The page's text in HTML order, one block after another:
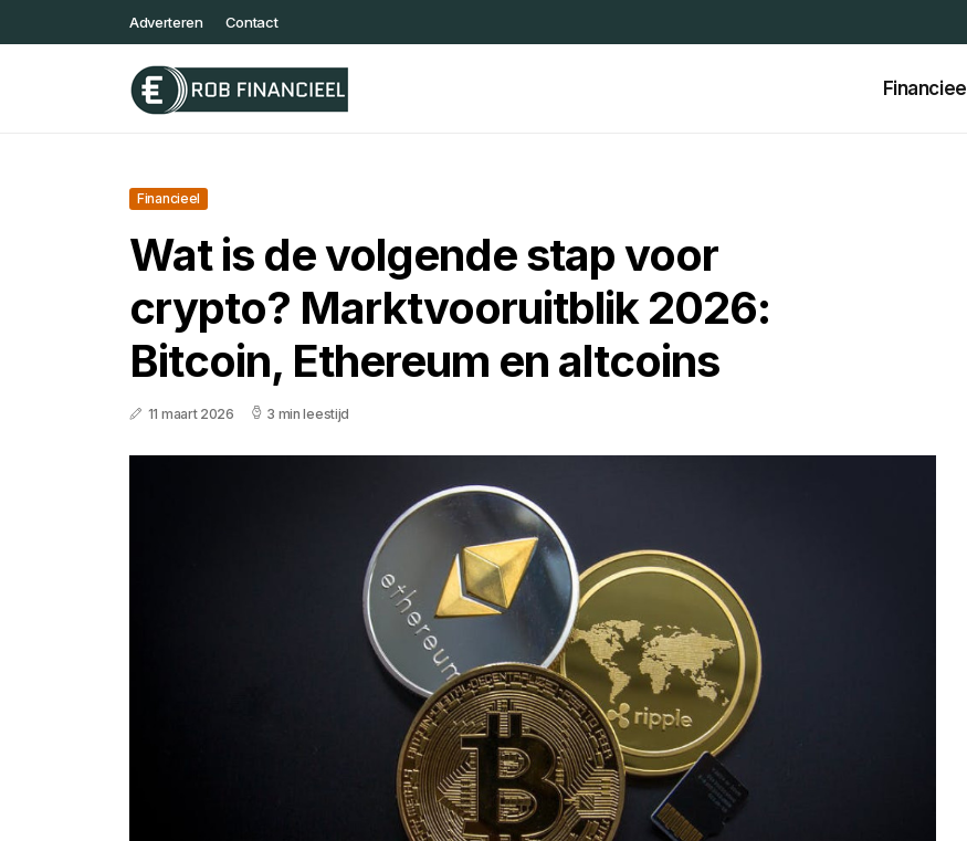
Adverteren Contact
Financieel
Financieel
Wat is de volgende stap voor
crypto? Marktvooruitblik 2026:
Bitcoin, Ethereum en altcoins
11 maart 2026 3 min leestijd